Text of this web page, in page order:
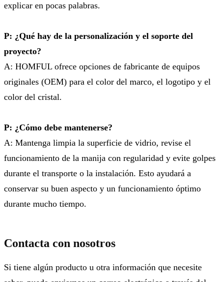
explicar en pocas palabras.
P: ¿Qué hay de la personalización y el soporte del
proyecto?
A: HOMFUL ofrece opciones de fabricante de equipos
originales (OEM) para el color del marco, el logotipo y el
color del cristal.
P: ¿Cómo debe mantenerse?
A: Mantenga limpia la superficie de vidrio, revise el
funcionamiento de la manija con regularidad y evite golpes
durante el transporte o la instalación. Esto ayudará a
conservar su buen aspecto y un funcionamiento óptimo
durante mucho tiempo.
Contacta con nosotros
Si tiene algún producto u otra información que necesite